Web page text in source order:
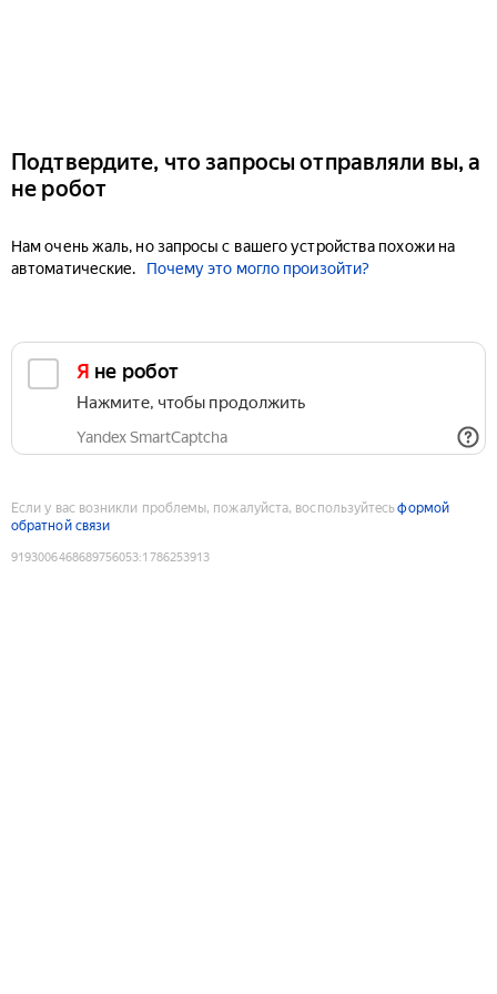
Подтвердите, что запросы отправляли вы, а
не робот
Нам очень жаль, но запросы с вашего устройства похожи на
автоматические.
Почему это могло произойти?
Я не робот
Нажмите, чтобы продолжить
Yandex SmartCaptcha
Если у вас возникли проблемы, пожалуйста, воспользуйтесьформой
обратной связи
9193006468689756053:1786253913